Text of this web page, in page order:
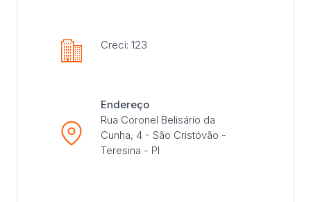
Creci: 123
Endereço
Rua Coronel Belisário da
Cunha, 4 - São Cristóvão -
Teresina - PI